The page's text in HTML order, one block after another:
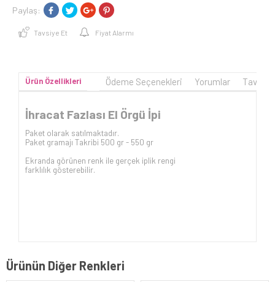
Paylaş:
Tavsiye Et Fiyat Alarmı
Ürün Özellikleri Ödeme Seçenekleri Yorumlar
İhracat Fazlası El Örgü İpi
Paket olarak satılmaktadır.
Paket gramajı Takribi 500 gr - 550 gr
Ekranda görünen renk ile gerçek iplik rengi
farklılık gösterebilir.
Ürünün Diğer Renkleri